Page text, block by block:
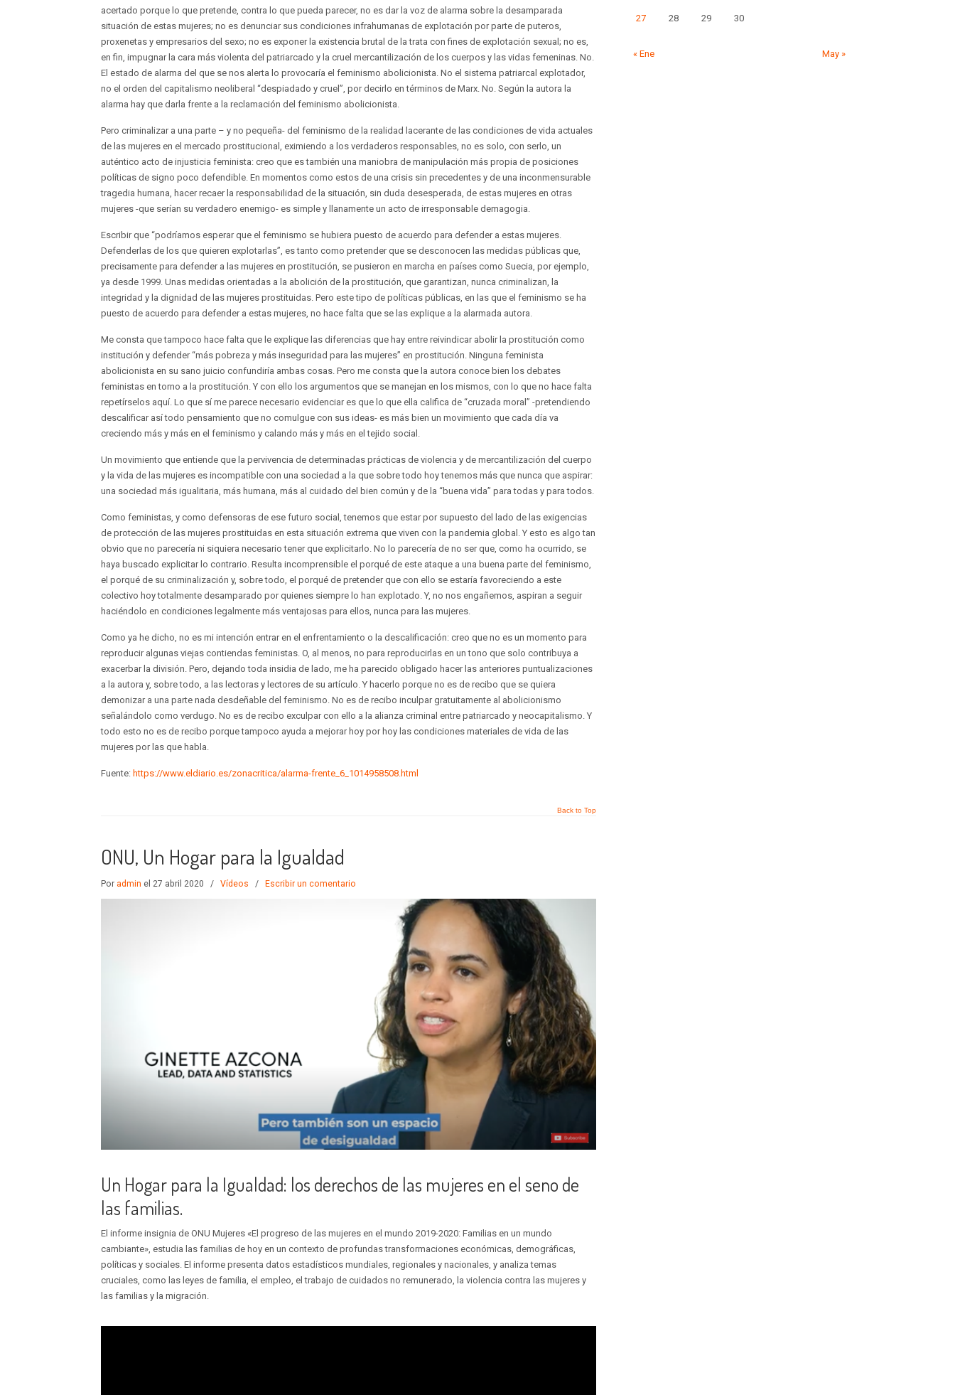
acertado porque lo que pretende, contra lo que pueda parecer, no es dar la voz de alarma sobre la desamparada
situación de estas mujeres; no es denunciar sus condiciones infrahumanas de explotación por parte de puteros,
proxenetas y empresarios del sexo; no es exponer la existencia brutal de la trata con fines de explotación sexual; no es,
en fin, impugnar la cara más violenta del patriarcado y la cruel mercantilización de los cuerpos y las vidas femeninas. No.
El estado de alarma del que se nos alerta lo provocaría el feminismo abolicionista. No el sistema patriarcal explotador,
no el orden del capitalismo neoliberal “despiadado y cruel”, por decirlo en términos de Marx. No. Según la autora la
alarma hay que darla frente a la reclamación del feminismo abolicionista.
Pero criminalizar a una parte – y no pequeña- del feminismo de la realidad lacerante de las condiciones de vida actuales
de las mujeres en el mercado prostitucional, eximiendo a los verdaderos responsables, no es solo, con serlo, un
auténtico acto de injusticia feminista: creo que es también una maniobra de manipulación más propia de posiciones
políticas de signo poco defendible. En momentos como estos de una crisis sin precedentes y de una inconmensurable
tragedia humana, hacer recaer la responsabilidad de la situación, sin duda desesperada, de estas mujeres en otras
mujeres -que serían su verdadero enemigo- es simple y llanamente un acto de irresponsable demagogia.
Escribir que “podríamos esperar que el feminismo se hubiera puesto de acuerdo para defender a estas mujeres.
Defenderlas de los que quieren explotarlas”, es tanto como pretender que se desconocen las medidas públicas que,
precisamente para defender a las mujeres en prostitución, se pusieron en marcha en países como Suecia, por ejemplo,
ya desde 1999. Unas medidas orientadas a la abolición de la prostitución, que garantizan, nunca criminalizan, la
integridad y la dignidad de las mujeres prostituidas. Pero este tipo de políticas públicas, en las que el feminismo se ha
puesto de acuerdo para defender a estas mujeres, no hace falta que se las explique a la alarmada autora.
Me consta que tampoco hace falta que le explique las diferencias que hay entre reivindicar abolir la prostitución como
institución y defender “más pobreza y más inseguridad para las mujeres” en prostitución. Ninguna feminista
abolicionista en su sano juicio confundiría ambas cosas. Pero me consta que la autora conoce bien los debates
feministas en torno a la prostitución. Y con ello los argumentos que se manejan en los mismos, con lo que no hace falta
repetírselos aquí. Lo que sí me parece necesario evidenciar es que lo que ella califica de “cruzada moral” -pretendiendo
descalificar así todo pensamiento que no comulgue con sus ideas- es más bien un movimiento que cada día va
creciendo más y más en el feminismo y calando más y más en el tejido social.
Un movimiento que entiende que la pervivencia de determinadas prácticas de violencia y de mercantilización del cuerpo
y la vida de las mujeres es incompatible con una sociedad a la que sobre todo hoy tenemos más que nunca que aspirar:
una sociedad más igualitaria, más humana, más al cuidado del bien común y de la “buena vida” para todas y para todos.
Como feministas, y como defensoras de ese futuro social, tenemos que estar por supuesto del lado de las exigencias
de protección de las mujeres prostituidas en esta situación extrema que viven con la pandemia global. Y esto es algo tan
obvio que no parecería ni siquiera necesario tener que explicitarlo. No lo parecería de no ser que, como ha ocurrido, se
haya buscado explicitar lo contrario. Resulta incomprensible el porqué de este ataque a una buena parte del feminismo,
el porqué de su criminalización y, sobre todo, el porqué de pretender que con ello se estaría favoreciendo a este
colectivo hoy totalmente desamparado por quienes siempre lo han explotado. Y, no nos engañemos, aspiran a seguir
haciéndolo en condiciones legalmente más ventajosas para ellos, nunca para las mujeres.
Como ya he dicho, no es mi intención entrar en el enfrentamiento o la descalificación: creo que no es un momento para
reproducir algunas viejas contiendas feministas. O, al menos, no para reproducirlas en un tono que solo contribuya a
exacerbar la división. Pero, dejando toda insidia de lado, me ha parecido obligado hacer las anteriores puntualizaciones
a la autora y, sobre todo, a las lectoras y lectores de su artículo. Y hacerlo porque no es de recibo que se quiera
demonizar a una parte nada desdeñable del feminismo. No es de recibo inculpar gratuitamente al abolicionismo
señalándolo como verdugo. No es de recibo exculpar con ello a la alianza criminal entre patriarcado y neocapitalismo. Y
todo esto no es de recibo porque tampoco ayuda a mejorar hoy por hoy las condiciones materiales de vida de las
mujeres por las que habla.
Fuente: https://www.eldiario.es/zonacritica/alarma-frente_6_1014958508.html
Back to Top
ONU, Un Hogar para la Igualdad
Por admin el 27 abril 2020 / Vídeos / Escribir un comentario
Un Hogar para la Igualdad: los derechos de las mujeres en el seno de
las familias.
El informe insignia de ONU Mujeres «El progreso de las mujeres en el mundo 2019-2020: Familias en un mundo
cambiante», estudia las familias de hoy en un contexto de profundas transformaciones económicas, demográficas,
políticas y sociales. El informe presenta datos estadísticos mundiales, regionales y nacionales, y analiza temas
cruciales, como las leyes de familia, el empleo, el trabajo de cuidados no remunerado, la violencia contra las mujeres y
las familias y la migración.
27 28 29 30
« Ene May »